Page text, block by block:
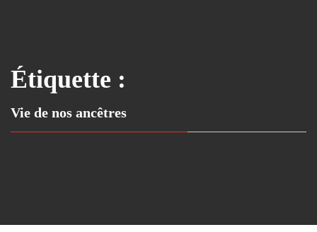
Étiquette :
Vie de nos ancêtres